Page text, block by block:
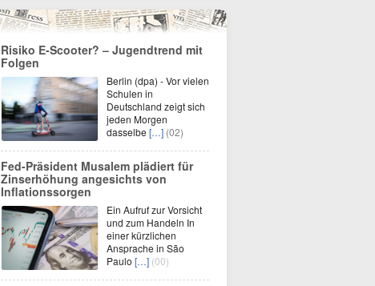
Risiko E-Scooter? – Jugendtrend mit
Folgen
Berlin (dpa) - Vor vielen
Schulen in
Deutschland zeigt sich
jeden Morgen
dasselbe […] (02)
Fed-Präsident Musalem plädiert für
Zinserhöhung angesichts von
Inflationssorgen
Ein Aufruf zur Vorsicht
und zum Handeln In
einer kürzlichen
Ansprache in São
Paulo […] (00)